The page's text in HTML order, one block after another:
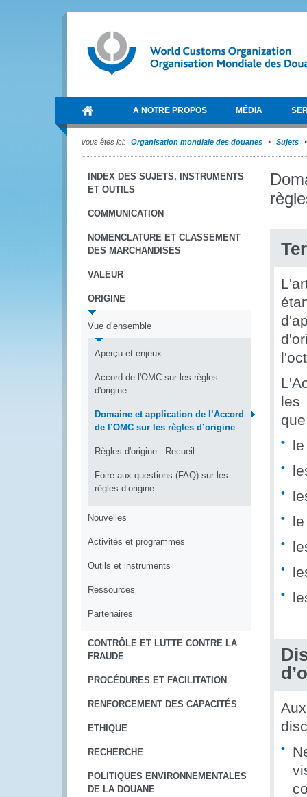
A NOTRE PROPOS MÉDIA
Vous êtes ici: Organisation mondiale des douanes Sujets
INDEX DES SUJETS, INSTRUMENTS
ET OUTILS
COMMUNICATION
NOMENCLATURE ET CLASSEMENT
DES MARCHANDISES
VALEUR
ORIGINE
Vue d’ensemble
Aperçu et enjeux
Accord de l'OMC sur les règles
d'origine
Domaine et application de l’Accord
de l’OMC sur les règles d’origine
Règles d'origine - Recueil
Foire aux questions (FAQ) sur les
règles d’origine
Nouvelles
Activités et programmes
Outils et instruments
Ressources
Partenaires
CONTRÔLE ET LUTTE CONTRE LA
FRAUDE
PROCÉDURES ET FACILITATION
RENFORCEMENT DES CAPACITÉS
ETHIQUE
RECHERCHE
POLITIQUES ENVIRONNEMENTALES
DE LA DOUANE
les